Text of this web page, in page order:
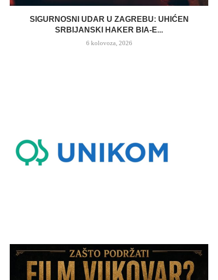
SIGURNOSNI UDAR U ZAGREBU: UHIĆEN
SRBIJANSKI HAKER BIA-E...
6 kolovoza, 2026